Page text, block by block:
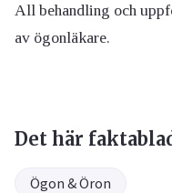
All behandling och
av ögonläkare.
Det här
Ögon & Öron